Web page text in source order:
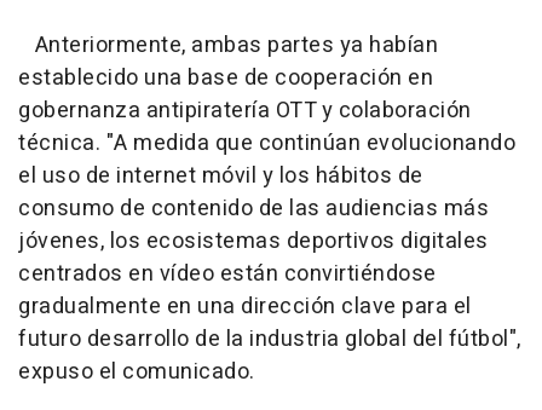
Anteriormente, ambas partes ya habían
establecido una base de cooperación en
gobernanza antipiratería OTT y colaboración
técnica. "A medida que continúan evolucionando
el uso de internet móvil y los hábitos de
consumo de contenido de las audiencias más
jóvenes, los ecosistemas deportivos digitales
centrados en vídeo están convirtiéndose
gradualmente en una dirección clave para el
futuro desarrollo de la industria global del fútbol",
expuso el comunicado.